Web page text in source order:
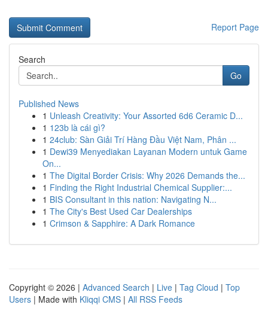
Report Page
Search
Go
Published News
1 Unleash Creativity: Your Assorted 6d6 Ceramic D...
1 123b là cái gì?
1 24club: Sàn Giải Trí Hàng Đầu Việt Nam, Phân ...
1 Dewi39 Menyediakan Layanan Modern untuk Game
On...
1 The Digital Border Crisis: Why 2026 Demands the...
1 Finding the Right Industrial Chemical Supplier:...
1 BIS Consultant in this nation: Navigating N...
1 The City's Best Used Car Dealerships
1 Crimson & Sapphire: A Dark Romance
Copyright © 2026 | Advanced Search | Live | Tag Cloud | Top
Users | Made with Kliqqi CMS | All RSS Feeds